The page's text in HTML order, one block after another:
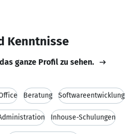
Kenntnisse
ganze Profil zu sehen.
Beratung Softwareentwicklung
Inhouse-Schulungen